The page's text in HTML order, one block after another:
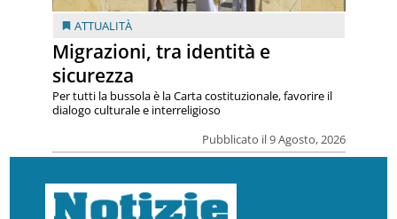
ATTUALITÀ
Migrazioni, tra identità e
sicurezza
Pubblicato il 9 Agosto, 2026
Per tutti la bussola è la Carta costituzionale, favorire il
dialogo culturale e interreligioso